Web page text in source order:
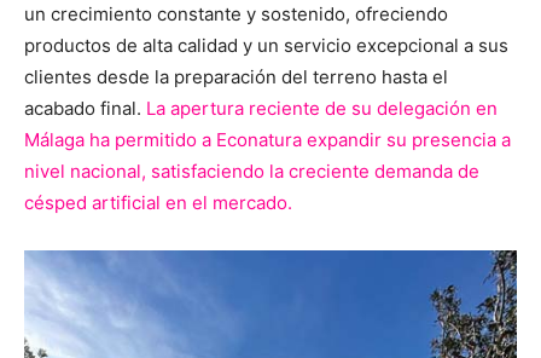
un crecimiento constante y sostenido, ofreciendo
productos de alta calidad y un servicio excepcional a sus
clientes desde la preparación del terreno hasta el
acabado final. La apertura reciente de su delegación en
Málaga ha permitido a Econatura expandir su presencia a
nivel nacional, satisfaciendo la creciente demanda de
césped artificial en el mercado.